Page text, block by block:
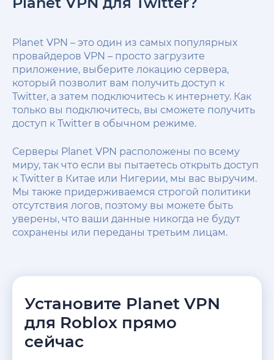
Planet VPN – это один из самых популярных
провайдеров VPN – просто загрузите
приложение, выберите локацию сервера,
который позволит вам получить доступ к
Twitter, а затем подключитесь к интернету. Как
только вы подключитесь, вы сможете получить
доступ к Twitter в обычном режиме.
Серверы Planet VPN расположены по всему
миру, так что если вы пытаетесь открыть доступ
к Twitter в Китае или Нигерии, мы вас выручим.
Мы также придерживаемся строгой политики
отсутствия логов, поэтому вы можете быть
уверены, что ваши данные никогда не будут
сохранены или переданы третьим лицам.
Установите Planet VPN
для Roblox прямо
сейчас